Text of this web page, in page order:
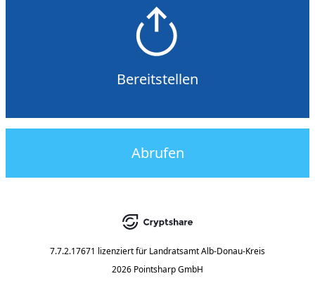
Bereitstellen
Abrufen
7.7.2.17671 lizenziert für Landratsamt Alb-Donau-Kreis
2026 Pointsharp GmbH